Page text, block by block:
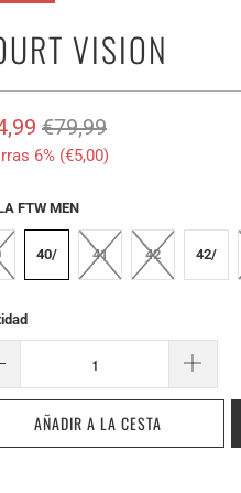
VISION
€79,99
6% (€5,00)
FTW MEN
40/ 41 42 42/
AÑADIR A LA CESTA